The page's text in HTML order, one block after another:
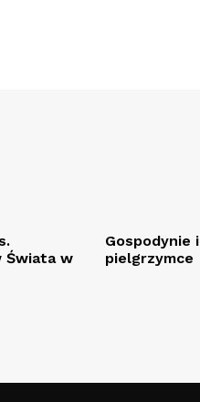
Świata w
Gospodynie
pielgrzymce